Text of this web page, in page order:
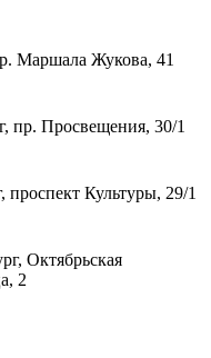
Маршала Жукова, 41
пр. Просвещения, 30/1
проспект Культуры, 29/1
Октябрьская
2